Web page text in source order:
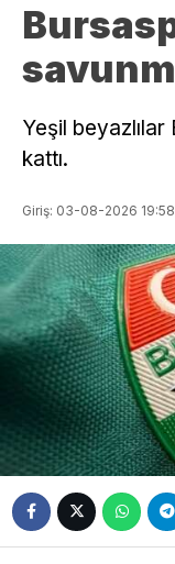
Yeşil
kattı.
Giriş: 03-08-2026 19:58